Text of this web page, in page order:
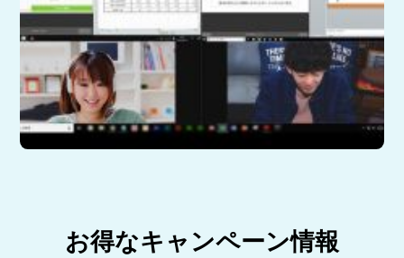
お得なキャンペーン情報